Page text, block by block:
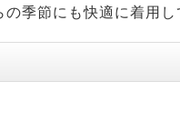
季節にも快適に着用